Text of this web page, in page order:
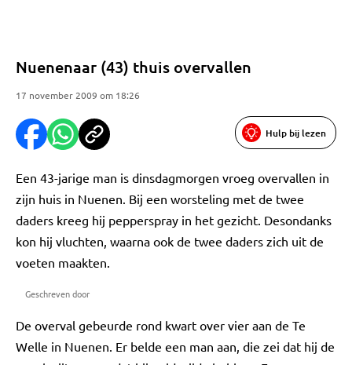
Nuenenaar (43) thuis overvallen
17 november 2009 om 18:26
Hulp bij lezen
Een 43-jarige man is dinsdagmorgen vroeg overvallen in
zijn huis in Nuenen. Bij een worsteling met de twee
daders kreeg hij pepperspray in het gezicht. Desondanks
kon hij vluchten, waarna ook de twee daders zich uit de
voeten maakten.
Geschreven door
De overval gebeurde rond kwart over vier aan de Te
Welle in Nuenen. Er belde een man aan, die zei dat hij de